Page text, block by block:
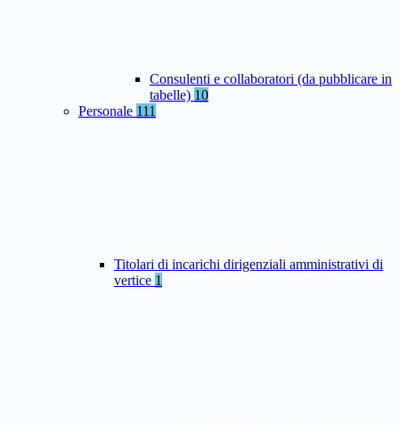
Consulenti e collaboratori (da pubblicare in
tabelle) 10
Personale 111
Titolari di incarichi dirigenziali amministrativi di
vertice 1